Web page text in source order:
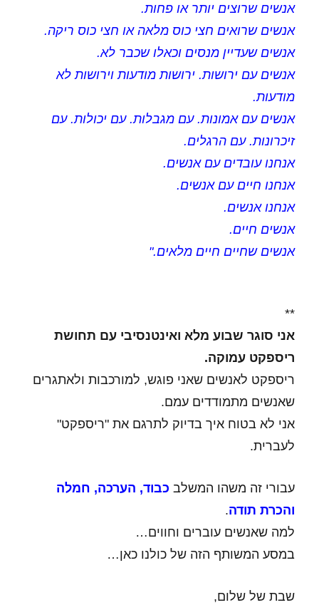
אנשים שרוצים יותר או פחות.
אנשים שרואים חצי כוס מלאה או חצי כוס ריקה.
אנשים שעדיין מנסים וכאלו שכבר לא.
אנשים עם ירושות. ירושות מודעות וירושות לא
מודעות.
אנשים עם אמונות. עם מגבלות. עם יכולות. עם
זיכרונות. עם הרגלים.
אנחנו עובדים עם אנשים.
אנחנו חיים עם אנשים.
אנחנו אנשים.
אנשים חיים.
אנשים שחיים חיים מלאים."
**
אני סוגר שבוע מלא ואינטנסיבי עם תחושת
ריספקט עמוקה.
ריספקט לאנשים שאני פוגש, למורכבות ולאתגרים
שאנשים מתמודדים עמם.
אני לא בטוח איך בדיוק לתרגם את "ריספקט"
לעברית.
עבורי זה משהו המשלב כבוד, הערכה, חמלה
והכרת תודה.
למה שאנשים עוברים וחווים…
במסע המשותף הזה של כולנו כאן…
שבת של שלום,